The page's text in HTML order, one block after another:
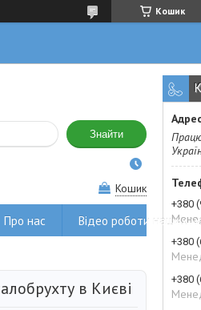
Кошик
Знайти
Кошик
Про нас Відео роботи наших
в Києві
+380
+380
+380